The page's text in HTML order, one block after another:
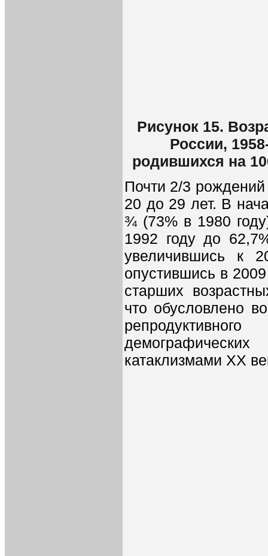
Рисунок 15.
России,
родившихся на
Почти 2/3
20 до 29 лет. В
¾ (73% в 1980
1992 году до
увеличившись к
опустившись в
старших
что обусловлено
катаклизмами ХХ